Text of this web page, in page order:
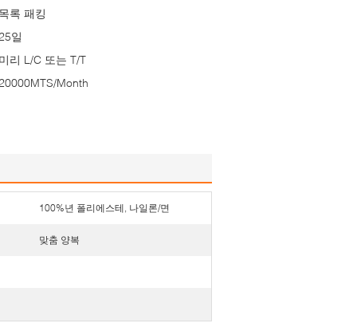
록 패킹
일
리 L/C 또는 T/T
Month
100%년 폴리에스테, 나일론/면
맞춤 양복